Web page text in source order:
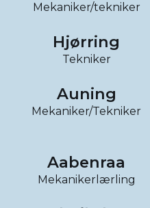
Mekaniker/tekniker
Hjørring
Tekniker
Auning
Mekaniker/Tekniker
Aabenraa
Mekanikerlærling